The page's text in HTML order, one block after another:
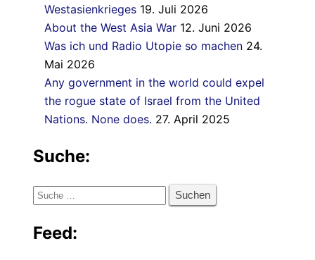
Westasienkrieges 19. Juli 2026
About the West Asia War 12. Juni 2026
Was ich und Radio Utopie so machen 24.
Mai 2026
Any government in the world could expel
the rogue state of Israel from the United
Nations. None does. 27. April 2025
Suche:
Suche
Feed: